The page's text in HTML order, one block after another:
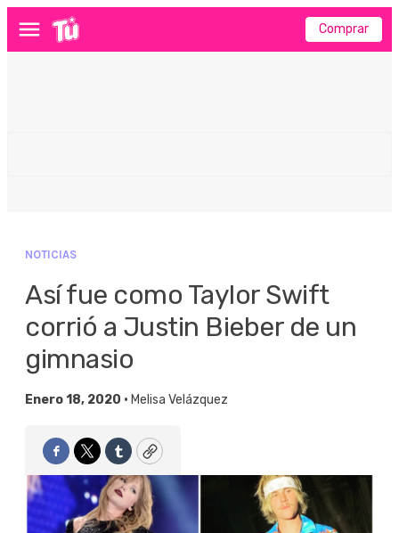
Menú Comprar
NOTICIAS
Así fue como Taylor Swift
corrió a Justin Bieber de un
gimnasio
Enero 18, 2020 • Melisa Velázquez
Facebook
TwitterTumblrCopy